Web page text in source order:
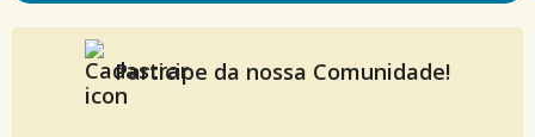
Participe da nossa Comunidade!